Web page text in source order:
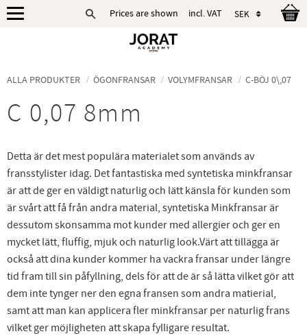
Prices are shown incl. VAT
ALLA PRODUKTER ÖGONFRANSAR VOLYMFRANSAR C-BÖJ 0\,07
C 0,07 8mm
Detta är det mest populära materialet som används av
fransstylister idag. Det fantastiska med syntetiska minkfransar
är att de ger en väldigt naturlig och lätt känsla för kunden som
är svårt att få från andra material, syntetiska Minkfransar är
dessutom skonsamma mot kunder med allergier och ger en
mycket lätt, fluffig, mjuk och naturlig look.Värt att tillägga är
också att dina kunder kommer ha vackra fransar under längre
tid fram till sin påfyllning, dels för att de är så lätta vilket gör att
dem inte tynger ner den egna fransen som andra matierial,
samt att man kan applicera fler minkfransar per naturlig frans
vilket ger möjligheten att skapa fylligare resultat.